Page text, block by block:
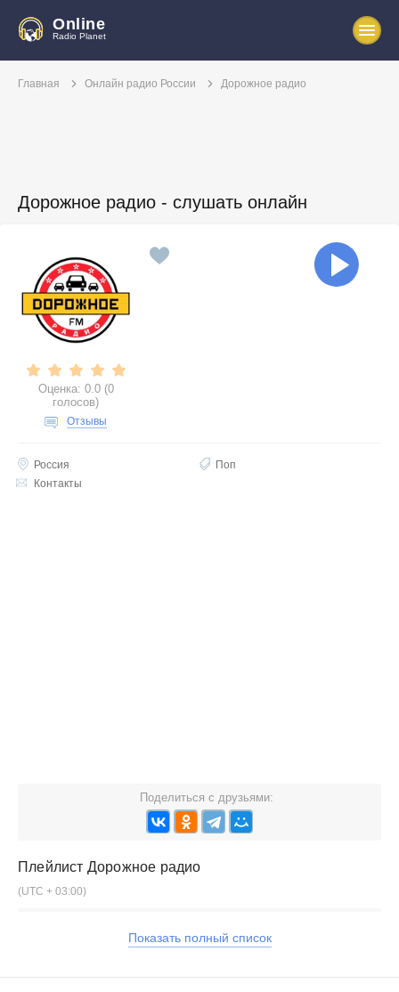
Online
Radio Planet
Главная Онлайн радио России Дорожное радио
Дорожное радио - слушать онлайн
Оценка: 0.0 (0
голосов)
Отзывы
Россия
Поп
Контакты
Поделиться с друзьями:
Плейлист Дорожное радио
(UTC + 03:00)
Показать полный список